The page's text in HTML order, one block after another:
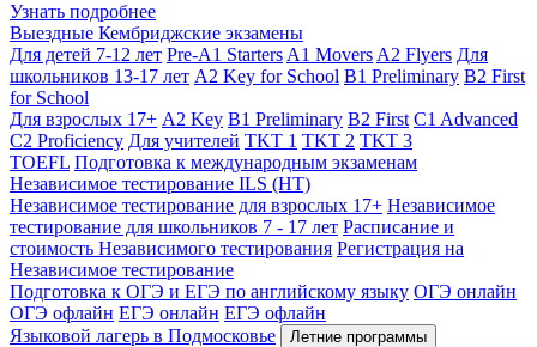
Узнать подробнее
Выездные Кембриджские экзамены
Для детей 7-12 лет Pre-A1 Starters A1 Movers A2 Flyers Для
школьников 13-17 лет A2 Key for School B1 Preliminary B2 First
for School
Для взрослых 17+ A2 Key B1 Preliminary B2 First C1 Advanced
C2 Proficiency Для учителей TKT 1 TKT 2 TKT 3
TOEFL Подготовка к международным экзаменам
Независимое тестирование ILS (НТ)
Независимое тестирование для взрослых 17+ Независимое
тестирование для школьников 7 - 17 лет Расписание и
стоимость Независимого тестирования Регистрация на
Независимое тестирование
Подготовка к ОГЭ и ЕГЭ по английскому языку ОГЭ онлайн
ОГЭ офлайн ЕГЭ онлайн ЕГЭ офлайн
Языковой лагерь в Подмосковье
Летние программы